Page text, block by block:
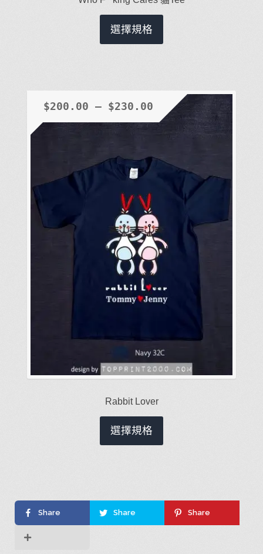
選擇規格
款
面
選
選
項
Rabbit Lover
$200.00 – $230.00
選擇規格
款
Share Share Share